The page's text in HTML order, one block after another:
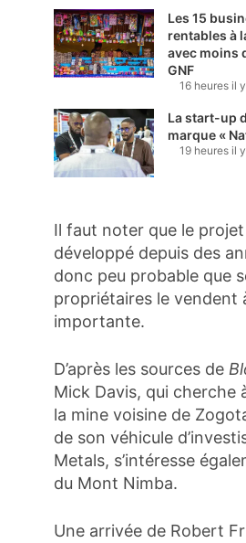
Les 15
rentables à
avec moins
GNF
16 heures il
La start-up
marque «
19 heures il
Il faut noter que le projet
développé depuis des
donc peu probable que
propriétaires le vendent
importante.
D’après les sources de
Mick Davis, qui cherche
la mine voisine de
de son véhicule
Metals, s’intéresse
du Mont Nimba.
Une arrivée de Robert